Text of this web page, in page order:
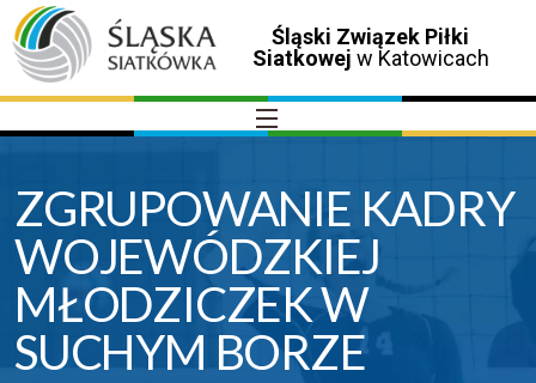
Śląski Związek Piłki
Siatkowej w Katowicach
ZGRUPOWANIE KADRY
WOJEWÓDZKIEJ
MŁODZICZEK W
SUCHYM BORZE